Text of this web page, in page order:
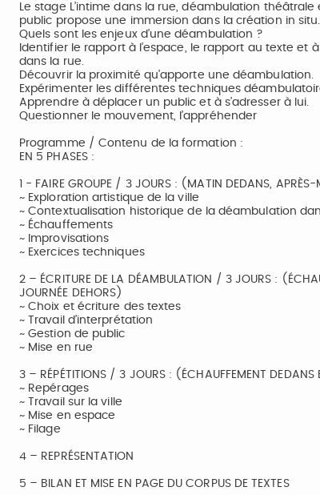
Le stage L’intime dans la rue, déambulation théâtrale
public propose une immersion dans la création in situ.
Quels sont les enjeux d’une déambulation ?
Identifier le rapport à l’espace, le rapport au texte et à
dans la rue.
Découvrir la proximité qu’apporte une déambulation.
Expérimenter les différentes techniques
Apprendre à déplacer un public et à s’adresser à lui.
Questionner le mouvement, l’appréhender
Programme / Contenu de la formation :
EN 5 PHASES :
1 - FAIRE GROUPE / 3 JOURS : (MATIN DEDANS, APRÈS-
~ Exploration artistique de la ville
~ Contextualisation historique de la déambulation
~ Échauffements
~ Improvisations
~ Exercices techniques
2 – ÉCRITURE DE LA DÉAMBULATION / 3 JOURS :
JOURNÉE DEHORS)
~ Choix et écriture des textes
~ Travail d’interprétation
~ Gestion de public
~ Mise en rue
3 – RÉPÉTITIONS / 3 JOURS : (ÉCHAUFFEMENT DEDANS
~ Repérages
~ Travail sur la ville
~ Mise en espace
~ Filage
4 – REPRÉSENTATION
5 – BILAN ET MISE EN PAGE DU CORPUS DE TEXTES